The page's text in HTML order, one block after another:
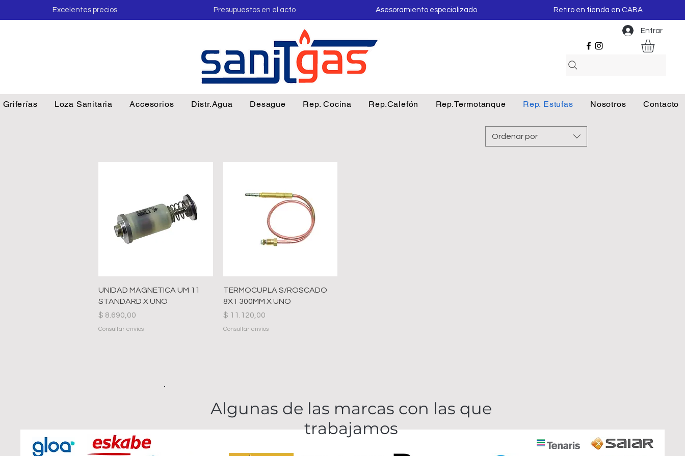
Entrar
Griferías Loza Sanitaria Accesorios Distr.Agua Desague Rep. Cocina Rep.Calefón Rep.Termotanque Rep. Estufas Nosotros Contacto
Excelentes precios Presupuestos en el acto Asesoramiento especializado Retiro en tienda en CABA
Ordenar por
Vista rápida
UNIDAD MAGNETICA UM 11
STANDARD X UNO
Precio
$ 8.690,00
Consultar envíos
Vista rápida
TERMOCUPLA S/ROSCADO
8X1 300MM X UNO
Precio
$ 11.120,00
Consultar envíos
Algunas de las marcas con las que
trabajamos